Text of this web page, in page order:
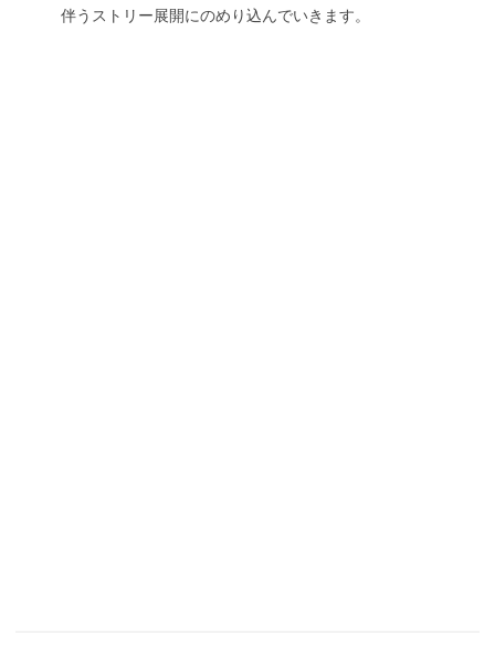
伴うストリー展開にのめり込んでいきます。